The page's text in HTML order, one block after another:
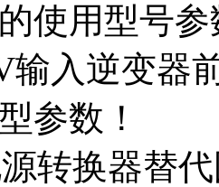
使用型号参
输入逆变器
参数！
转换器替